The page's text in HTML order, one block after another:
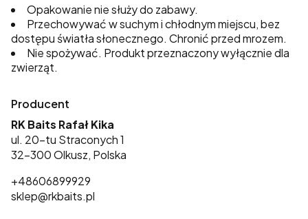
Opakowanie nie służy do zabawy.
Przechowywać w suchym i chłodnym miejscu, bez
dostępu światła słonecznego. Chronić przed mrozem.
Nie spożywać. Produkt przeznaczony wyłącznie dla
zwierząt.
Producent
RK Baits Rafał Kika
ul. 20-tu Straconych 1
32-300 Olkusz, Polska
+48606899929
sklep@rkbaits.pl